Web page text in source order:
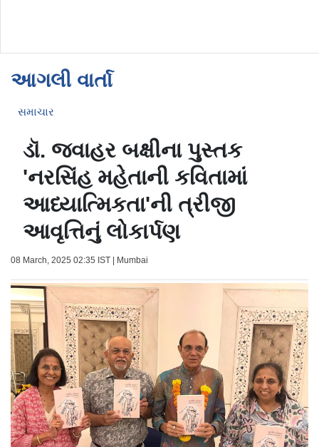
આગલી વાર્તા
સમાચાર
ડૉ. જવાહર બક્ષીના પુસ્તક
'નરસિંહ મહેતાની કવિતામાં
આધ્યાત્મિકતા'ની ત્રીજી
આવૃત્તિનું લોકાર્પણ
08 March, 2025 02:35 IST | Mumbai